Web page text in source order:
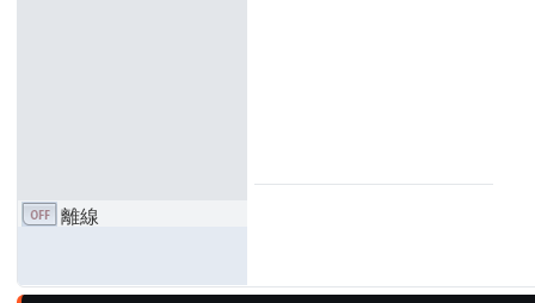
離線